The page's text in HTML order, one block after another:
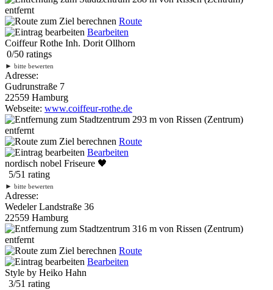
entfernt
Route
Bearbeiten
Coiffeur Rothe Inh. Dorit Ollhorn
0/50 ratings
► bitte bewerten
Adresse:
Gudrunstraße 7
22559 Hamburg
Webseite: www.coiffeur-rothe.de
293 m von Rissen (Zentrum)
entfernt
Route
Bearbeiten
nordisch nobel Friseure 🖤
5/51 rating
► bitte bewerten
Adresse:
Wedeler Landstraße 36
22559 Hamburg
316 m von Rissen (Zentrum)
entfernt
Route
Bearbeiten
Style by Heiko Hahn
3/51 rating